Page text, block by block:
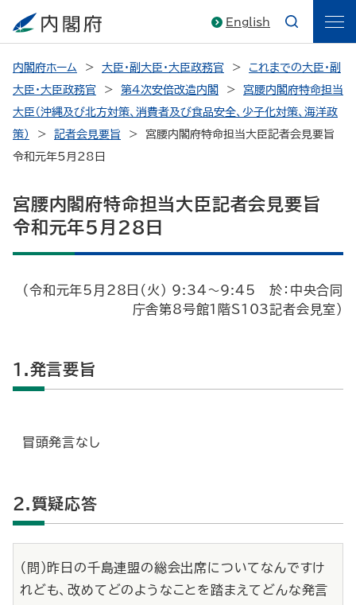
English
内閣府ホーム 大臣・副大臣・大臣政務官
これまでの大臣・副
大臣・大臣政務官
第4次安倍改造内閣
宮腰内閣府特命担当
大臣（沖縄及び北方対策、消費者及び食品安全、少子化対策、海洋政
策）
記者会見要旨
宮腰内閣府特命担当大臣記者会見要旨
令和元年5月28日
宮腰内閣府特命担当大臣記者会見要旨
令和元年5月28日
（令和元年5月28日（火） 9:34～9:45 於：中央合同
庁舎第8号館1階S103記者会見室）
1.発言要旨
冒頭発言なし
2.質疑応答
（問）昨日の千島連盟の総会出席についてなんですけ
れども、改めてどのようなことを踏まえてどんな発言